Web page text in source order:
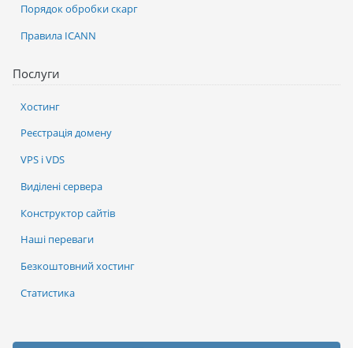
Послуги
Хостинг
Реєстрація домену
VPS і VDS
Виділені сервера
Конструктор сайтів
Наші переваги
Безкоштовний хостинг
Статистика
Порядок обробки скарг
Правила ICANN